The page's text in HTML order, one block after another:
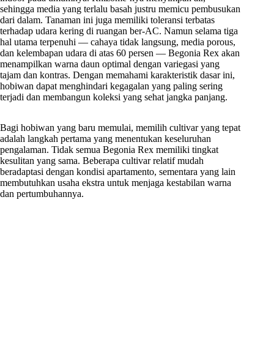
sehingga media yang terlalu basah justru memicu pembusukan
dari dalam. Tanaman ini juga memiliki toleransi terbatas
terhadap udara kering di ruangan ber-AC. Namun selama tiga
hal utama terpenuhi — cahaya tidak langsung, media porous,
dan kelembapan udara di atas 60 persen — Begonia Rex akan
menampilkan warna daun optimal dengan variegasi yang
tajam dan kontras. Dengan memahami karakteristik dasar ini,
hobiwan dapat menghindari kegagalan yang paling sering
terjadi dan membangun koleksi yang sehat jangka panjang.
Bagi hobiwan yang baru memulai, memilih cultivar yang tepat
adalah langkah pertama yang menentukan keseluruhan
pengalaman. Tidak semua Begonia Rex memiliki tingkat
kesulitan yang sama. Beberapa cultivar relatif mudah
beradaptasi dengan kondisi apartamento, sementara yang lain
membutuhkan usaha ekstra untuk menjaga kestabilan warna
dan pertumbuhannya.